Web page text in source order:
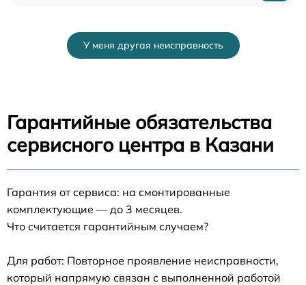
У меня другая неисправность
Гарантийные обязательства
сервисного центра в Казани
Гарантия от сервиса: на смонтированные
комплектующие — до 3 месяцев.
Что считается гарантийным случаем?
Для работ: Повторное проявление неисправности,
который напрямую связан с выполненной работой